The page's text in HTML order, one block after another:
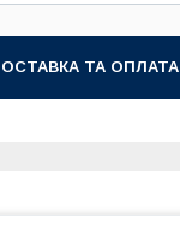
ТА ОПЛАТА